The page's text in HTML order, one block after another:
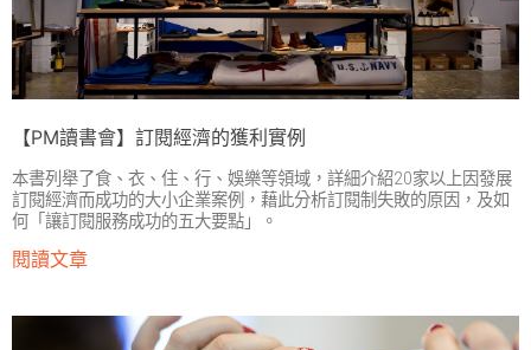
【PM讀書會】訂閱經濟的獲利實例
本書列舉了食、衣、住、行、娛樂等領域，詳細介紹20家以上因發展
訂閱經濟而成功的大小企業案例，藉此分析訂閱制失敗的原因，及如
何「讓訂閱服務成功的五大要點」。
閱讀文章